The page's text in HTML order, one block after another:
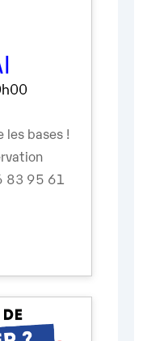
les bases !
83 95 61